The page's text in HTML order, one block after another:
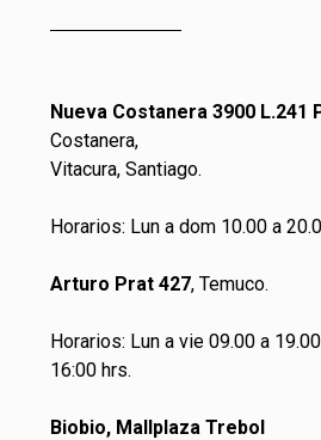
Nueva Costanera 3900 L.241
Costanera,
Vitacura, Santiago.
Horarios: Lun a dom 10.00 a
Arturo Prat 427, Temuco.
Horarios: Lun a vie 09.00 a
16:00 hrs.
Biobio, Mallplaza Trebol